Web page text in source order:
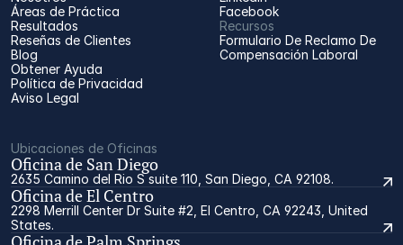
Áreas de Práctica
Resultados
Reseñas de Clientes
Blog
Obtener Ayuda
Política de Privacidad
Aviso Legal
Recursos
Formulario De Reclamo De
Compensación Laboral
Facebook
Ubicaciones de Oficinas
Oficina de San Diego
2635 Camino del Rio S suite 110, San Diego, CA 92108.
Oficina de El Centro
2298 Merrill Center Dr Suite #2, El Centro, CA 92243, United
States.